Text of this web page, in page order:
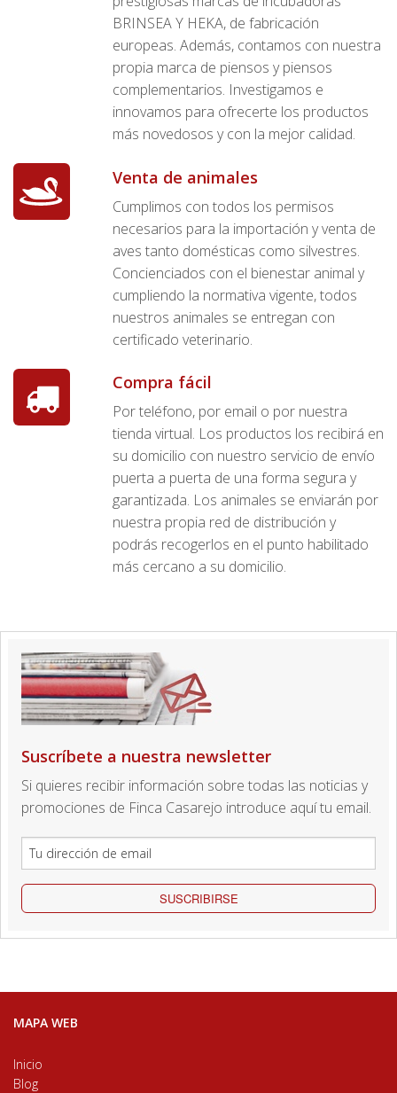
BRINSEA Y HEKA, de fabricación
europeas. Además, contamos con nuestra
propia marca de piensos y piensos
complementarios. Investigamos e
innovamos para ofrecerte los productos
más novedosos y con la mejor calidad.
Venta de animales
Cumplimos con todos los permisos
necesarios para la importación y venta de
aves tanto domésticas como silvestres.
Concienciados con el bienestar animal y
cumpliendo la normativa vigente, todos
nuestros animales se entregan con
certificado veterinario.
Compra fácil
Por teléfono, por email o por nuestra
tienda virtual. Los productos los recibirá en
su domicilio con nuestro servicio de envío
puerta a puerta de una forma segura y
garantizada. Los animales se enviarán por
nuestra propia red de distribución y
podrás recogerlos en el punto habilitado
más cercano a su domicilio.
Suscríbete a nuestra newsletter
Si quieres recibir información sobre todas las noticias y
promociones de Finca Casarejo introduce aquí tu email.
SUSCRIBIRSE
MAPA WEB
Inicio
Blog